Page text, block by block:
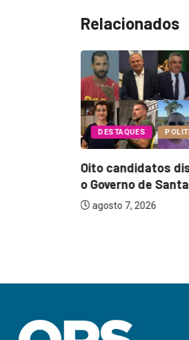
Relacionados
DESTAQUES
Oito candidatos
o Governo de
agosto 7, 2026